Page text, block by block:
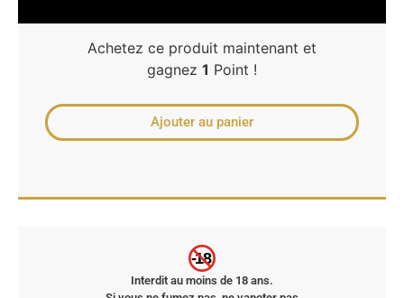
Achetez ce produit maintenant et
gagnez 1 Point !
Ajouter au panier
-18
Interdit au moins de 18 ans.